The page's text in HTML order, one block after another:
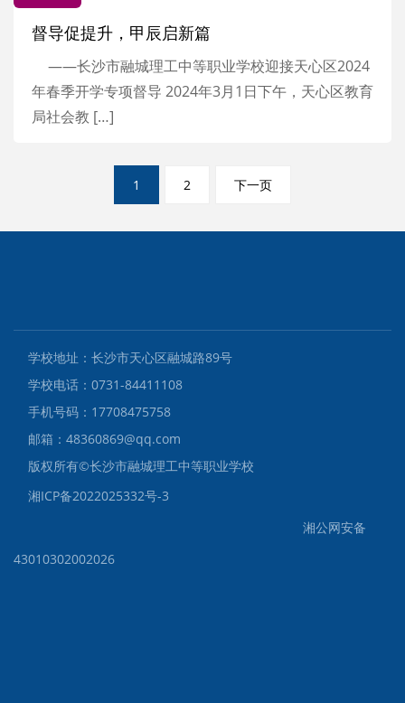
督导促提升，甲辰启新篇
——长沙市融城理工中等职业学校迎接天心区2024
年春季开学专项督导 2024年3月1日下午，天心区教育
局社会教 […]
1 2 下一页
学校地址：长沙市天心区融城路89号
学校电话：0731-84411108
手机号码：17708475758
邮箱：48360869@qq.com
版权所有©️长沙市融城理工中等职业学校
湘ICP备2022025332号-3
湘公网安备
43010302002026